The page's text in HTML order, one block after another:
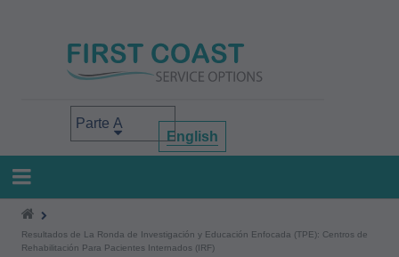
Select your area of interest
English
Resultados de La Ronda de Investigación y Educación Enfocada (TPE): Centros de
Rehabilitación Para Pacientes Internados (IRF)